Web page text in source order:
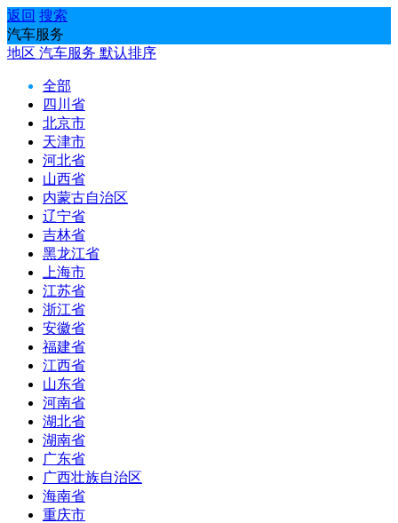
返回 搜索
汽车服务
地区 汽车服务 默认排序
全部
四川省
北京市
天津市
河北省
山西省
内蒙古自治区
辽宁省
吉林省
黑龙江省
上海市
江苏省
浙江省
安徽省
福建省
江西省
山东省
河南省
湖北省
湖南省
广东省
广西壮族自治区
海南省
重庆市